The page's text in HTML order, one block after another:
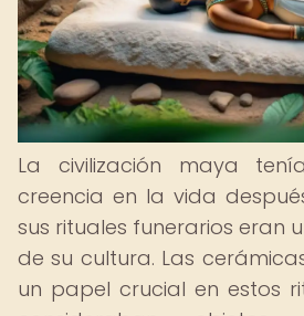
La civilización maya
creencia en la vida
sus rituales funerarios eran
de su cultura. Las
un papel crucial en estos